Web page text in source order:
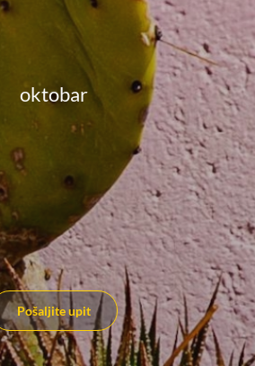
oktobar
Pošaljite upit